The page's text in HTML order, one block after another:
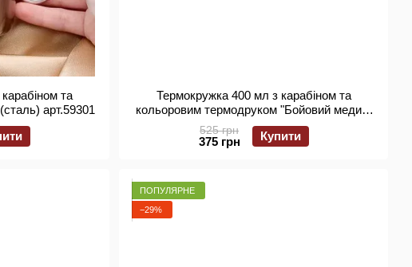
та
арт.59301
Термокружка 400 мл з карабіном та
кольоровим термодруком "Бойовий медик"
(сталь) арт.59501
525 грн
375 грн Купити
ПОПУЛЯРНЕ
−29%